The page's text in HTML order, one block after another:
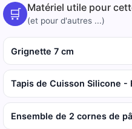
🛒 Matériel utile pour
(et pour d'autres ...)
Grignette 7 cm
Tapis de Cuisson Silicone -
Ensemble de 2 cornes de